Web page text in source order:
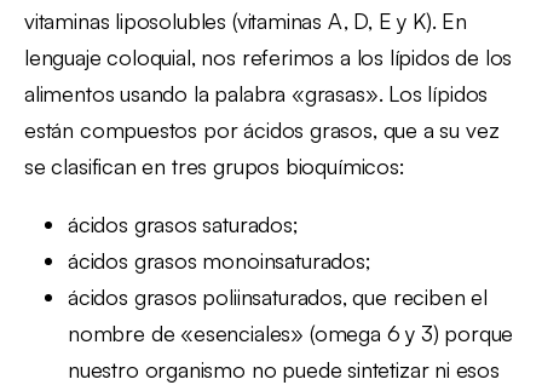
vitaminas liposolubles (vitaminas A, D, E y K). En
lenguaje coloquial, nos referimos a los lípidos de los
alimentos usando la palabra «grasas». Los lípidos
están compuestos por ácidos grasos, que a su vez
se clasifican en tres grupos bioquímicos:
ácidos grasos saturados;
ácidos grasos monoinsaturados;
ácidos grasos poliinsaturados, que reciben el
nombre de «esenciales» (omega 6 y 3) porque
nuestro organismo no puede sintetizar ni esos